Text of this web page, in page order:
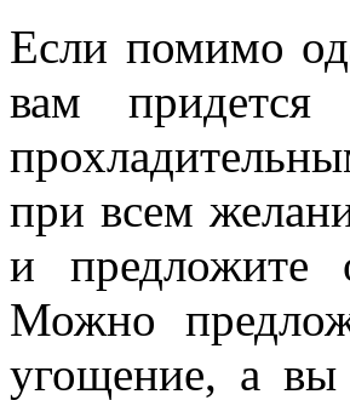
Если помимо
вам
при всем
и предложите
Можно
угощение, а